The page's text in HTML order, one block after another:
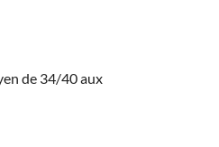
de 34/40 aux